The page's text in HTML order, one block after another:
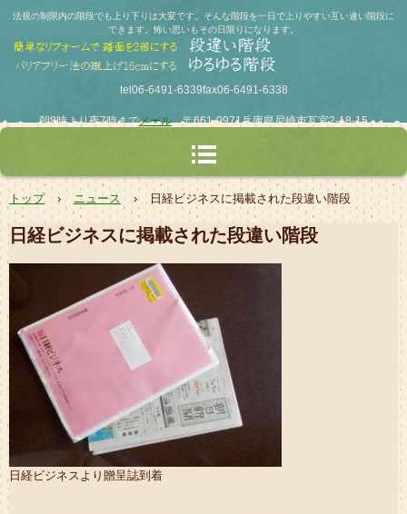
法規の制限内の階段でも上り下りは大変です。そんな階段を一日で上りやすい互い違い階段に
できます。怖い思いもその日限りになります。
tel06-6491-6339fax06-6491-6338
朝8時より夜7時までメール〒661-0971兵庫県尼崎市瓦宮2-18-15
トップ › ニュース › 日経ビジネスに掲載された段違い階段
日経ビジネスに掲載された段違い階段
日経ビジネスより贈呈誌到着